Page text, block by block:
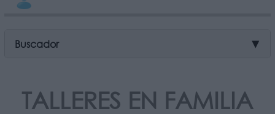
Buscador ▼
TALLERES EN FAMILIA
Información adicional